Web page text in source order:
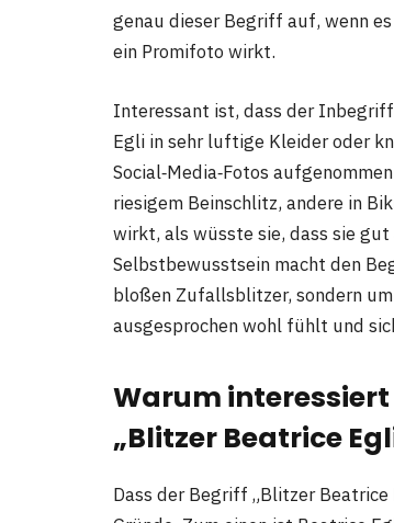
genau dieser Begriff auf, wenn
ein Promifoto wirkt.
Interessant ist, dass der
Egli in sehr luftige Kleider oder
Social‑Media‑Fotos
riesigem Beinschlitz, andere in
wirkt, als wüsste sie, dass sie
Selbstbewusstsein macht den
bloßen Zufallsblitzer, sondern
ausgesprochen wohl fühlt und
Warum
„Blitzer Beatrice
Dass der Begriff „Blitzer